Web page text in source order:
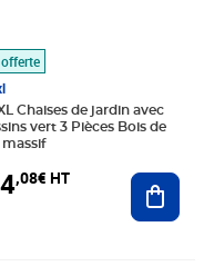
panier
Chaises de jardin avec
vert 3 Pièces Bois de
,08€ HT